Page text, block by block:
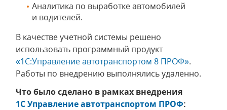
Аналитика по выработке автомобилей
и водителей.
В качестве учетной системы решено
использовать программный продукт
«1С:Управление автотранспортом 8 ПРОФ».
Работы по внедрению выполнялись удаленно.
Что было сделано в рамках внедрения
1C Управление автотранспортом ПРОФ: